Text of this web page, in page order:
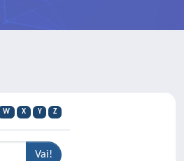
W X Y Z